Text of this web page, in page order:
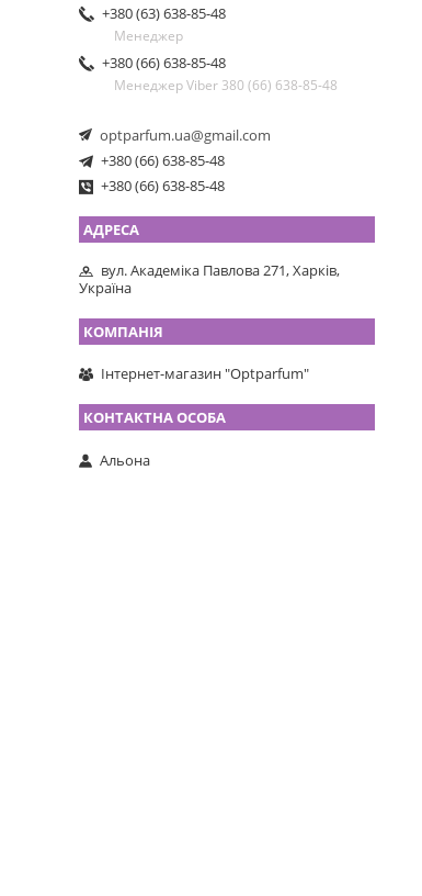
+380 (63) 638-85-48
Менеджер
+380 (66) 638-85-48
Менеджер Viber 380 (66) 638-85-48
optparfum.ua@gmail.com
+380 (66) 638-85-48
+380 (66) 638-85-48
вул. Академіка Павлова 271, Харків,
Україна
Інтернет-магазин "Optparfum"
Альона